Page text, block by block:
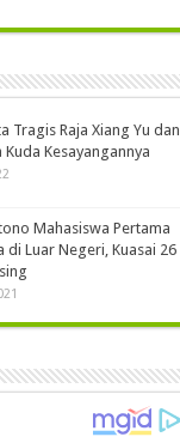
Tragis Raja Xiang Yu dan
Kuda Kesayangannya
Mahasiswa Pertama
di Luar Negeri, Kuasai 26